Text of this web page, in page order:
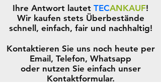
Ihre Antwort lautet TECANKAUF!
Wir kaufen stets Überbestände
schnell, einfach, fair und nachhaltig!
Kontaktieren Sie uns noch heute per
Email, Telefon, Whatsapp
oder nutzen Sie einfach unser
Kontaktformular.